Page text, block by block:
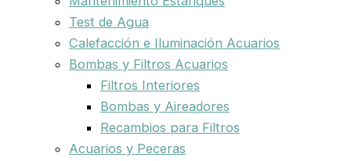
Test de Agua
Calefacción e Iluminación Acuarios
Bombas y Filtros Acuarios
Filtros Interiores
Bombas y Aireadores
Recambios para Filtros
Acuarios y Peceras